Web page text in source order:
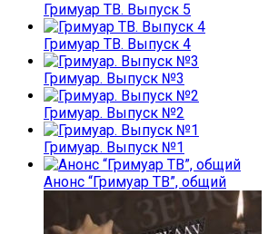
Гримуар ТВ. Выпуск 5
Гримуар ТВ. Выпуск 4
Гримуар. Выпуск №3
Гримуар. Выпуск №2
Гримуар. Выпуск №1
Анонс “Гримуар ТВ”, общий